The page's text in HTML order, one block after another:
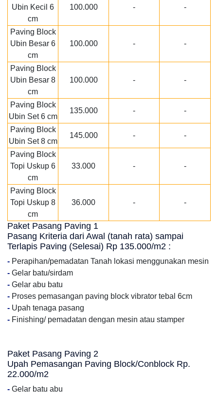
Ubin Kecil 6
cm
100.000 - -
Paving Block
Ubin Besar 6
cm
100.000 - -
Paving Block
Ubin Besar 8
cm
100.000 - -
Paving Block
Ubin Set 6 cm
135.000 - -
Paving Block
Ubin Set 8 cm
145.000 - -
Paving Block
Topi Uskup 6
cm
33.000 - -
Paving Block
Topi Uskup 8
cm
36.000 - -
Paket Pasang Paving 1
Pasang Kriteria dari Awal (tanah rata) sampai
Terlapis Paving (Selesai) Rp 135.000/m2 :
- Perapihan/pemadatan Tanah lokasi menggunakan mesin
- Gelar batu/sirdam
- Gelar abu batu
- Proses pemasangan paving block vibrator tebal 6cm
- Upah tenaga pasang
- Finishing/ pemadatan dengan mesin atau stamper
Paket Pasang Paving 2
Upah Pemasangan Paving Block/Conblock Rp.
22.000/m2
- Gelar batu abu